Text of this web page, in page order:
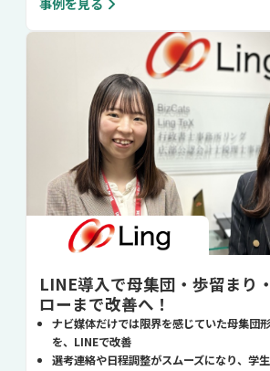
LINE導入で母集団・歩留まり
ローまで改善へ！
ナビ媒体だけでは限界を感じていた母集団
を、LINEで改善
選考連絡や日程調整がスムーズになり、学